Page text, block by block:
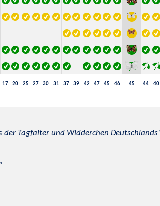
17 20 25 27 30 31 37 39 42 47 45 46 45 44 40
der Tagfalter und Widderchen Deutschlands